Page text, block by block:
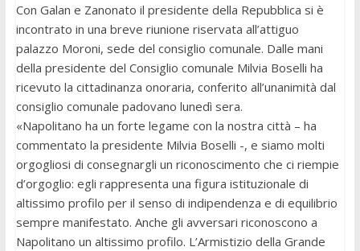
Con Galan e Zanonato il presidente della Repubblica si è
incontrato in una breve riunione riservata all’attiguo
palazzo Moroni, sede del consiglio comunale. Dalle mani
della presidente del Consiglio comunale Milvia Boselli ha
ricevuto la cittadinanza onoraria, conferito all’unanimità dal
consiglio comunale padovano lunedì sera.
«Napolitano ha un forte legame con la nostra città – ha
commentato la presidente Milvia Boselli -, e siamo molti
orgogliosi di consegnargli un riconoscimento che ci riempie
d’orgoglio: egli rappresenta una figura istituzionale di
altissimo profilo per il senso di indipendenza e di equilibrio
sempre manifestato. Anche gli avversari riconoscono a
Napolitano un altissimo profilo. L’Armistizio della Grande